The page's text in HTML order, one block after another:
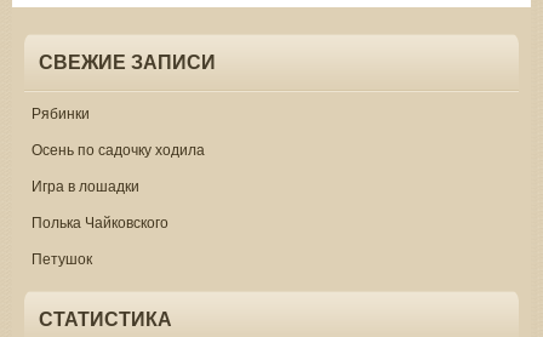
СВЕЖИЕ ЗАПИСИ
Рябинки
Осень по садочку ходила
Игра в лошадки
Полька Чайковского
Петушок
СТАТИСТИКА